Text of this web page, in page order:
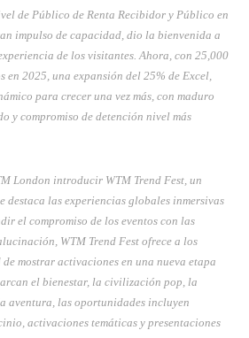
de Público de Renta Recibidor y Público en
impulso de capacidad, dio la bienvenida a
de los visitantes. Ahora, con 25,000
en 2025, una expansión del 25% de Excel,
para crecer una vez más, con maduro
y compromiso de detención nivel más
London introducir WTM Trend Fest, un
destaca las experiencias globales inmersivas
el compromiso de los eventos con las
WTM Trend Fest ofrece a los
mostrar activaciones en una nueva etapa
el bienestar, la civilización pop, la
aventura, las oportunidades incluyen
activaciones temáticas y presentaciones